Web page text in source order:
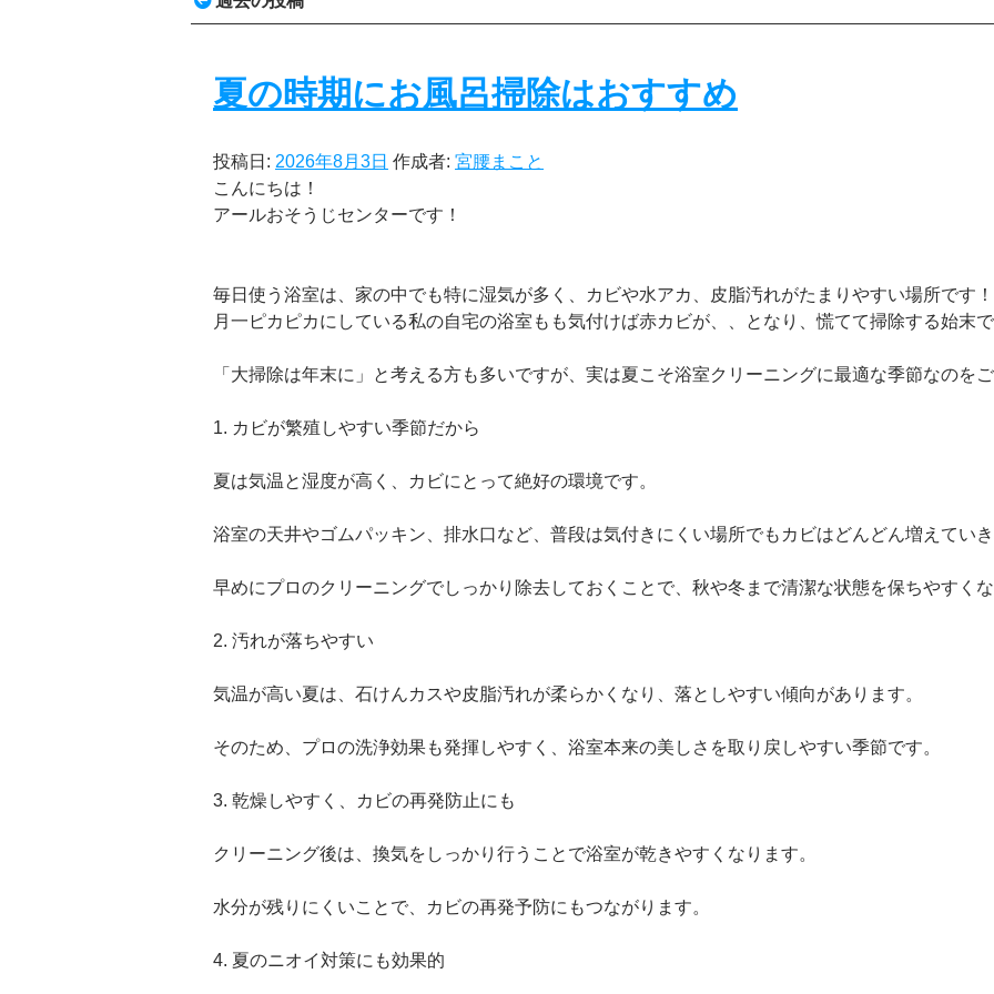
夏の時期にお風呂掃除はおすすめ
投稿日: 2026年8月3日 作成者: 宮腰まこと
こんにちは！
アールおそうじセンターです！
毎日使う浴室は、家の中でも特に湿気が多く、カビや水アカ、皮脂汚れがたまりやすい場所です！
月一ピカピカにしている私の自宅の浴室もも気付けば赤カビが、、となり、慌てて掃除する始末
「大掃除は年末に」と考える方も多いですが、実は夏こそ浴室クリーニングに最適な季節なのを
1. カビが繁殖しやすい季節だから
夏は気温と湿度が高く、カビにとって絶好の環境です。
浴室の天井やゴムパッキン、排水口など、普段は気付きにくい場所でもカビはどんどん増えてい
早めにプロのクリーニングでしっかり除去しておくことで、秋や冬まで清潔な状態を保ちやすく
2. 汚れが落ちやすい
気温が高い夏は、石けんカスや皮脂汚れが柔らかくなり、落としやすい傾向があります。
そのため、プロの洗浄効果も発揮しやすく、浴室本来の美しさを取り戻しやすい季節です。
3. 乾燥しやすく、カビの再発防止にも
クリーニング後は、換気をしっかり行うことで浴室が乾きやすくなります。
水分が残りにくいことで、カビの再発予防にもつながります。
4. 夏のニオイ対策にも効果的